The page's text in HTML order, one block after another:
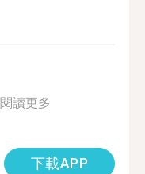
閱讀更多
下載APP